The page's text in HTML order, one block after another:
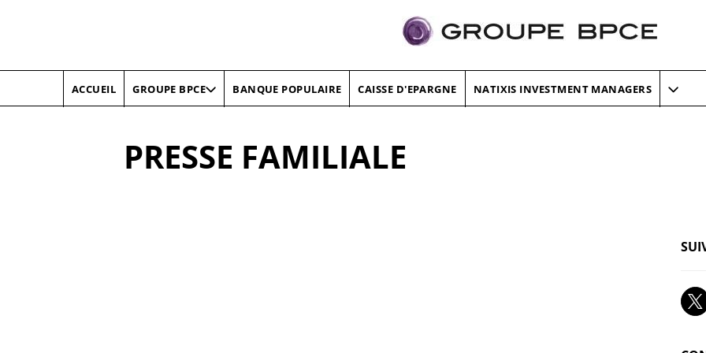
ACCUEIL GROUPE BPCE BANQUE POPULAIRE CAISSE D'EPARGNE NATIXIS INVESTMENT MANAGERS
PRESSE FAMILIALE